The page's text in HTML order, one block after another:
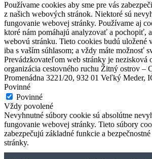
Používame cookies aby sme pre vás
z našich webových stránok. Niektoré sú
fungovanie webovej stránky. Používame aj
ktoré nám pomáhajú analyzovať a pochopiť,
webovú stránku. Tieto cookies budú uložené
iba s vaším súhlasom; a vždy máte možnosť
Prevádzkovateľom web stránky je nezisková
organizácia cestovného ruchu Žitný ostrov –
Promenádna 3221/20, 932 01 Veľký Meder,
Povinné
Povinné
Vždy povolené
Nevyhnutné súbory cookie sú absolútne
fungovanie webovej stránky. Tieto súbory
zabezpečujú základné funkcie a
stránky.